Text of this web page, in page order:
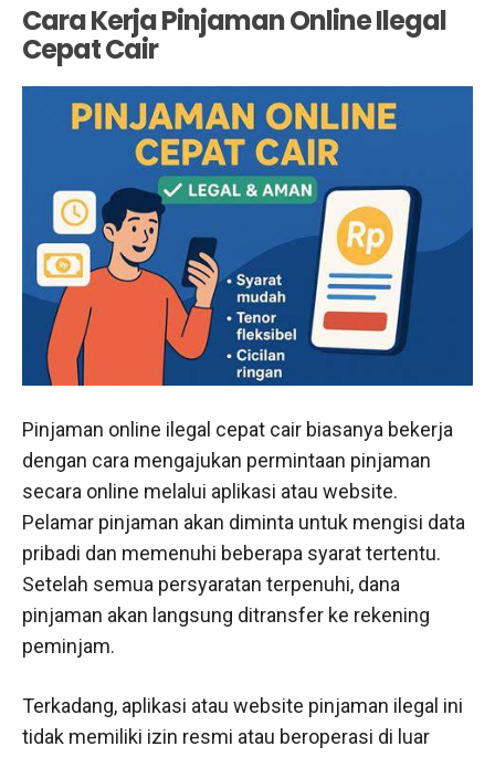
Cara Kerja Pinjaman Online Ilegal
Cepat Cair
Pinjaman online ilegal cepat cair biasanya bekerja
dengan cara mengajukan permintaan pinjaman
secara online melalui aplikasi atau website.
Pelamar pinjaman akan diminta untuk mengisi data
pribadi dan memenuhi beberapa syarat tertentu.
Setelah semua persyaratan terpenuhi, dana
pinjaman akan langsung ditransfer ke rekening
peminjam.
Terkadang, aplikasi atau website pinjaman ilegal ini
tidak memiliki izin resmi atau beroperasi di luar